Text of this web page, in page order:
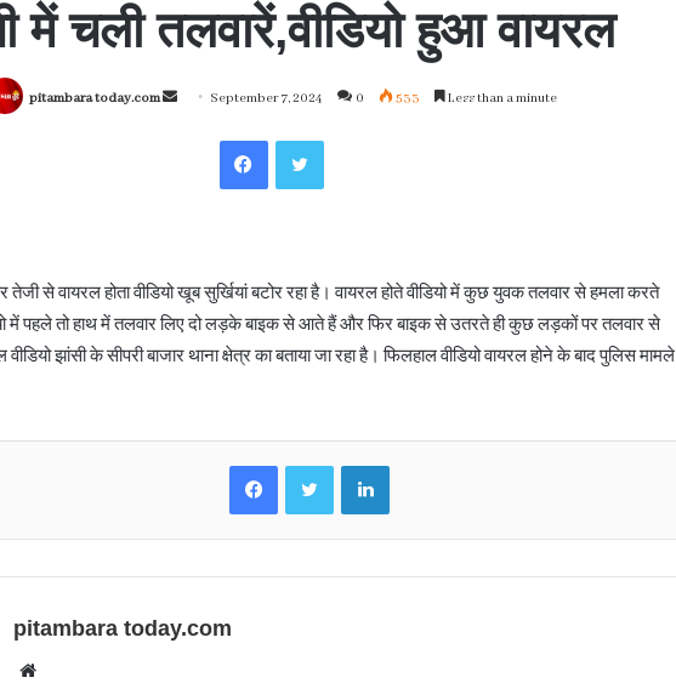
में चली तलवारें,वीडियो हुआ वायरल
pitambara today.com
Send September 7, 2024 0 533 Less than a minute
FacebookTwitter
तेजी से वायरल होता वीडियो खूब सुर्खियां बटोर रहा है। वायरल होते वीडियो में कुछ युवक तलवार से हमला करते
में पहले तो हाथ में तलवार लिए दो लड़के बाइक से आते हैं और फिर बाइक से उतरते ही कुछ लड़कों पर तलवार से
झांसी के सीपरी बाजार थाना क्षेत्र का बताया जा रहा है। फिलहाल वीडियो वायरल होने के बाद पुलिस मामले
FacebookTwitter LinkedIn
pitambara today.com
Website